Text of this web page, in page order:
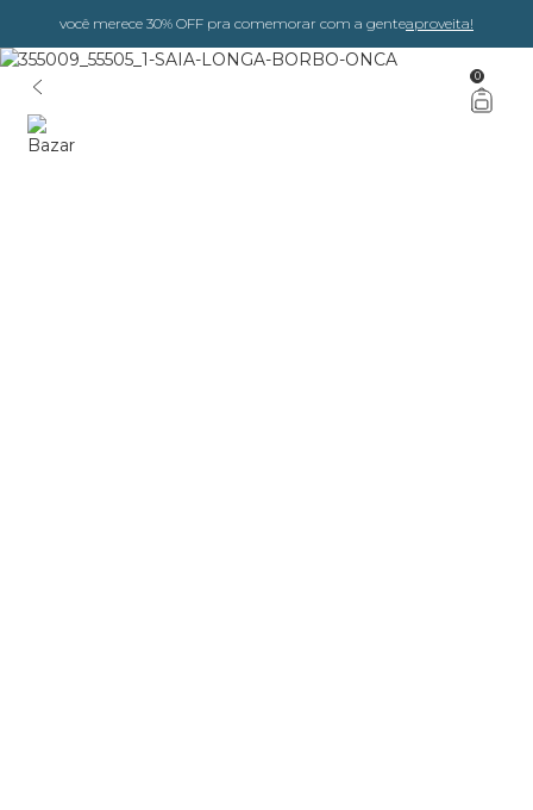
você merece 30% OFF pra comemorar com a genteaproveita!
0